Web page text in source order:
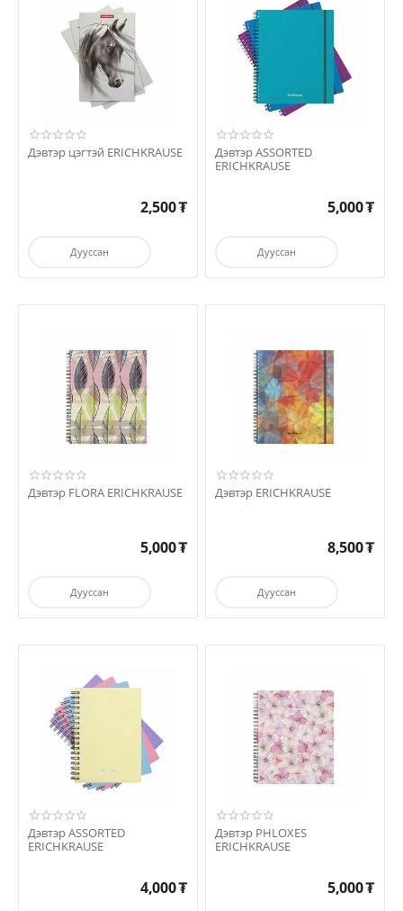
Дэвтэр цэгтэй ERICHKRAUSE
2,500₮
Дууссан
Дэвтэр ASSORTED
ERICHKRAUSE
5,000₮
Дууссан
Дэвтэр FLORA ERICHKRAUSE
5,000₮
Дууссан
Дэвтэр ERICHKRAUSE
8,500₮
Дууссан
Дэвтэр ASSORTED
ERICHKRAUSE
4,000₮
Дэвтэр PHLOXES
ERICHKRAUSE
5,000₮